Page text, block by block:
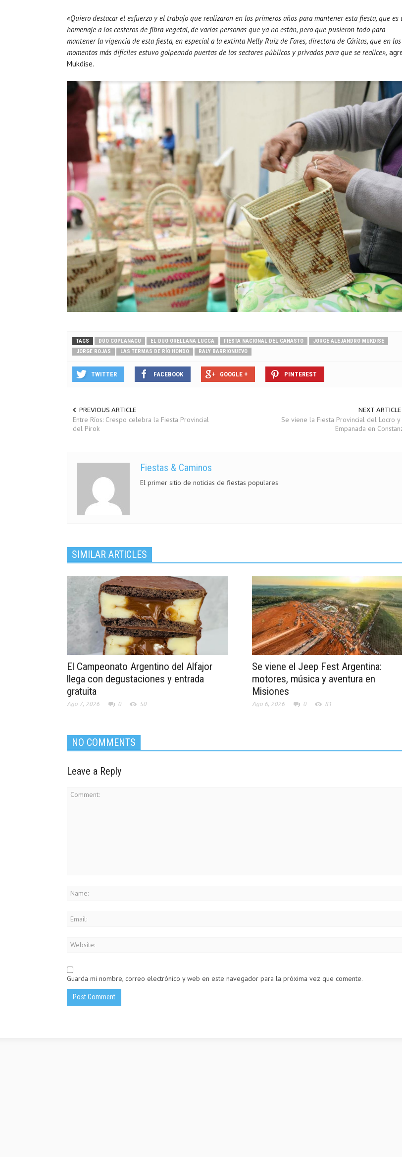
«Quiero destacar el esfuerzo y el trabajo que realizaron en los primeros años para mantener esta fiesta, que es
homenaje a los cesteros de fibra vegetal, de varias personas que ya no están, pero que pusieron todo para
mantener la vigencia de esta fiesta, en especial a la extinta Nelly Ruiz de Fares, directora de Cáritas, que en los
momentos más difíciles estuvo golpeando puertas de los sectores públicos y privados para que se realice»,
Mukdise.
TAGS DÚO COPLANACU EL DÚO ORELLANA LUCCA FIESTA NACIONAL DEL CANASTO
JORGE ALEJANDRO MUKDISE
JORGE ROJAS
LAS TERMAS DE RÍO HONDO RALY BARRIONUEVO
TWITTER FACEBOOK GOOGLE + PINTEREST
PREVIOUS ARTICLE
Entre Ríos: Crespo celebra la Fiesta Provincial
del Pirok
NEXT ARTICLE
Se viene la Fiesta Provincial del Locro y
Empanada en
Fiestas & Caminos
El primer sitio de noticias de fiestas populares
SIMILAR ARTICLES
El Campeonato Argentino del Alfajor
llega con degustaciones y entrada
gratuita
Ago 7, 2026 0 50
Se viene el Jeep Fest Argentina:
motores, música y aventura en
Misiones
Ago 6, 2026 0 81
NO COMMENTS
Leave a Reply
Guarda mi nombre, correo electrónico y web en este navegador para la próxima vez que comente.